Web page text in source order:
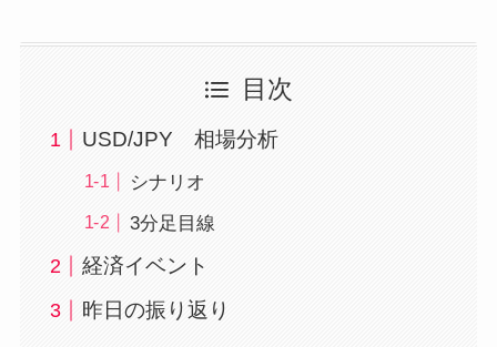
目次
USD/JPY 相場分析
シナリオ
3分足目線
経済イベント
昨日の振り返り